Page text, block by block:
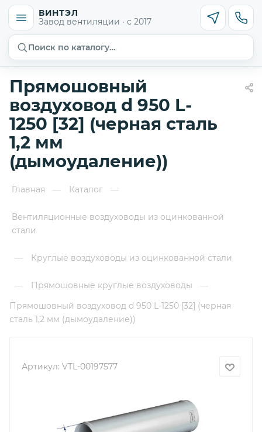
ВИНТЭЛ
Завод вентиляции · с 2017
Поиск по каталогу…
Прямошовный
воздуховод d 950 L-
1250 [32] (черная сталь
1,2 мм
(дымоудаление))
Главная — Каталог —
Вентиляционные воздуховоды из оцинкованной
стали
— Круглые воздуховоды из оцинкованной стали
— Прямошовные круглые воздуховоды
—
Прямошовный воздуховод d 950 L-1250 [32] (черная
сталь 1,2 мм (дымоудаление))
Артикул: VTL-00197577